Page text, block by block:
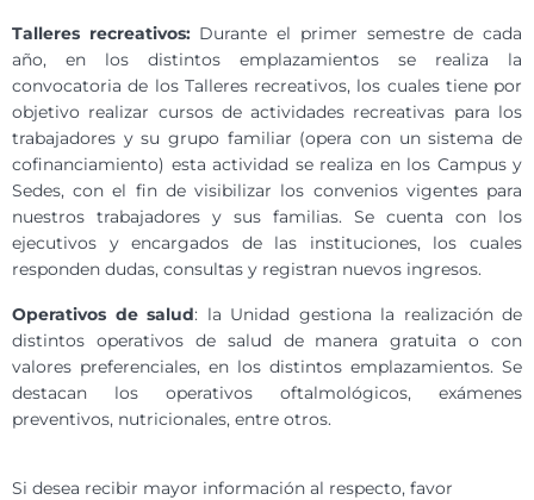
Talleres recreativos:Durante el primer semestre de cada
año, en los distintos emplazamientos se realiza la
convocatoria de los Talleres recreativos, los cuales tiene por
objetivo realizar cursos de actividades recreativas para los
trabajadores y su grupo familiar (opera con un sistema de
cofinanciamiento) esta actividad se realiza en los Campus y
Sedes, con el fin de visibilizar los convenios vigentes para
nuestros trabajadores y sus familias. Se cuenta con los
ejecutivos y encargados de las instituciones, los cuales
responden dudas, consultas y registran nuevos ingresos.
Operativos de salud: la Unidad gestiona la realización de
distintos operativos de salud de manera gratuita o con
valores preferenciales, en los distintos emplazamientos. Se
destacan los operativos oftalmológicos, exámenes
preventivos, nutricionales, entre otros.
Si desea recibir mayor información al respecto, favor